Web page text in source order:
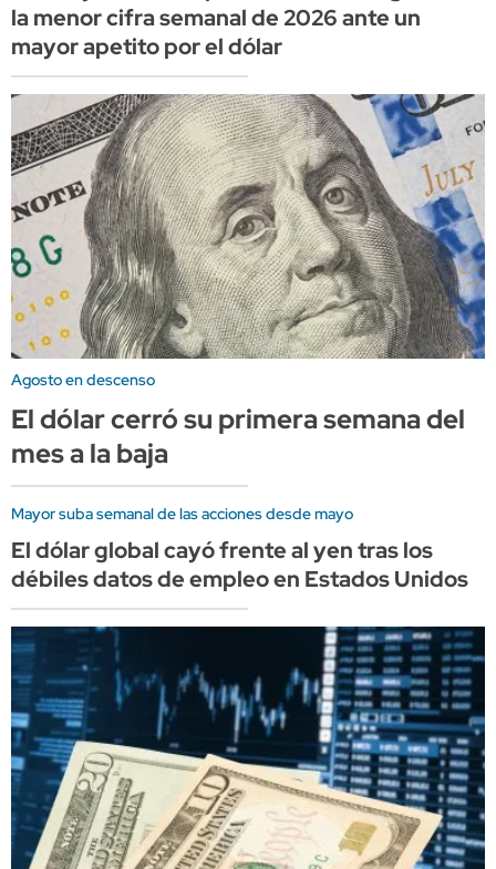
la menor cifra semanal de 2026 ante un
mayor apetito por el dólar
Agosto en descenso
El dólar cerró su primera semana del
mes a la baja
Mayor suba semanal de las acciones desde mayo
El dólar global cayó frente al yen tras los
débiles datos de empleo en Estados Unidos